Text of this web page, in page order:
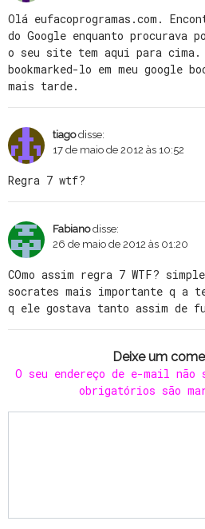
Olá eufacoprogramas.com.
do Google enquanto procurava
o seu site tem aqui para cima.
bookmarked-lo em meu google
mais tarde.
tiago disse:
17 de maio de 2012 às 10:52
Regra 7 wtf?
Fabiano disse:
26 de maio de 2012 às 01:20
COmo assim regra 7 WTF?
socrates mais importante q a
q ele gostava tanto assim de
Deixe um
O seu endereço de e-mail não
obrigatórios são